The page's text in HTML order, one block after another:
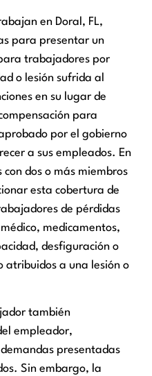
en Doral, FL,
para presentar un
trabajadores por
o lesión sufrida al
en su lugar de
para
por el gobierno
a sus empleados. En
dos o más miembros
esta cobertura de
de pérdidas
medicamentos,
desfiguración o
a una lesión o
también
empleador,
presentadas
Sin embargo, la